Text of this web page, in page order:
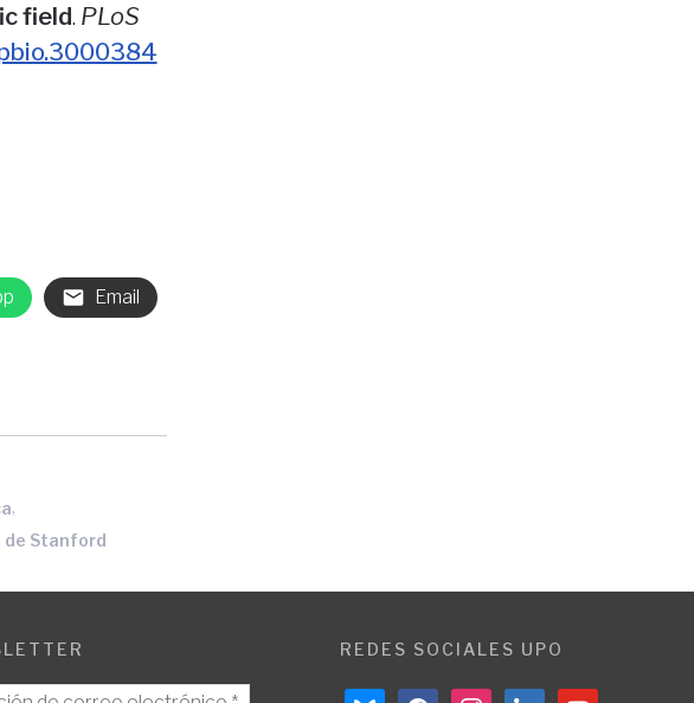
field. PLoS
Email
,
de Stanford
REDES SOCIALES UPO